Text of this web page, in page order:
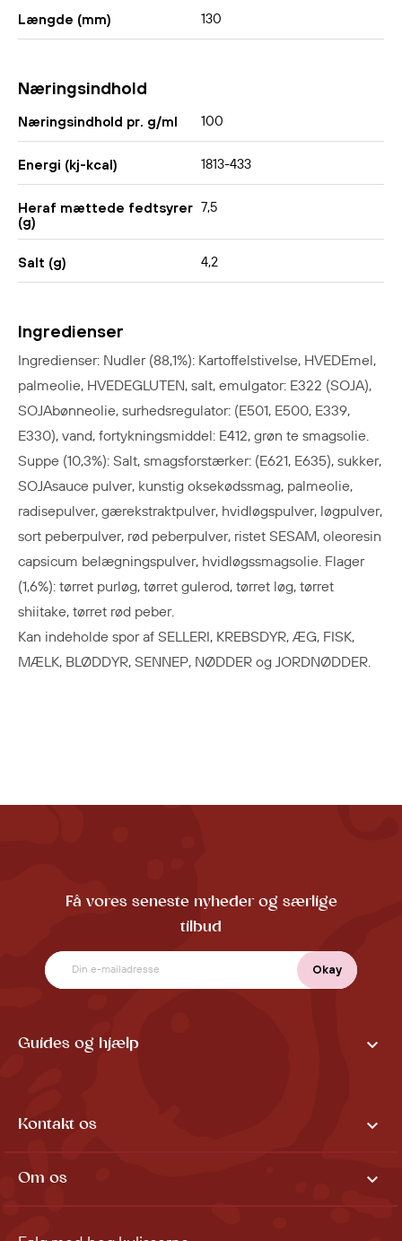
Længde (mm) 130
Næringsindhold
Næringsindhold pr. g/ml 100
Energi (kj-kcal) 1813-433
Heraf mættede fedtsyrer
(g)
7,5
Salt (g) 4,2
Ingredienser
Ingredienser: Nudler (88,1%): Kartoffelstivelse, HVEDEmel,
palmeolie, HVEDEGLUTEN, salt, emulgator: E322 (SOJA),
SOJAbønneolie, surhedsregulator: (E501, E500, E339,
E330), vand, fortykningsmiddel: E412, grøn te smagsolie.
Suppe (10,3%): Salt, smagsforstærker: (E621, E635), sukker,
SOJAsauce pulver, kunstig oksekødssmag, palmeolie,
radisepulver, gærekstraktpulver, hvidløgspulver, løgpulver,
sort peberpulver, rød peberpulver, ristet SESAM, oleoresin
capsicum belægningspulver, hvidløgssmagsolie. Flager
(1,6%): tørret purløg, tørret gulerod, tørret løg, tørret
shiitake, tørret rød peber.
Kan indeholde spor af SELLERI, KREBSDYR, ÆG, FISK,
MÆLK, BLØDDYR, SENNEP, NØDDER og JORDNØDDER.
Få vores seneste nyheder og særlige
tilbud
Guides og hjælp 
Kontakt os 
Om os 